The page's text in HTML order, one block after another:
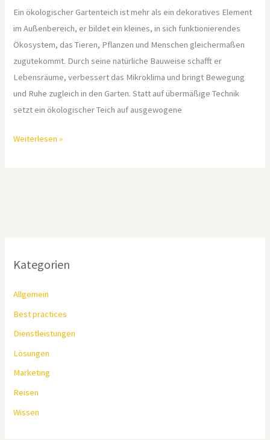
Ein ökologischer Gartenteich ist mehr als ein dekoratives Element
im Außenbereich, er bildet ein kleines, in sich funktionierendes
Ökosystem, das Tieren, Pflanzen und Menschen gleichermaßen
zugutekommt. Durch seine natürliche Bauweise schafft er
Lebensräume, verbessert das Mikroklima und bringt Bewegung
und Ruhe zugleich in den Garten. Statt auf übermäßige Technik
setzt ein ökologischer Teich auf ausgewogene
Weiterlesen »
Kategorien
Allgemein
Best practices
Dienstleistungen
Lösungen
Marketing
Reisen
Wissen